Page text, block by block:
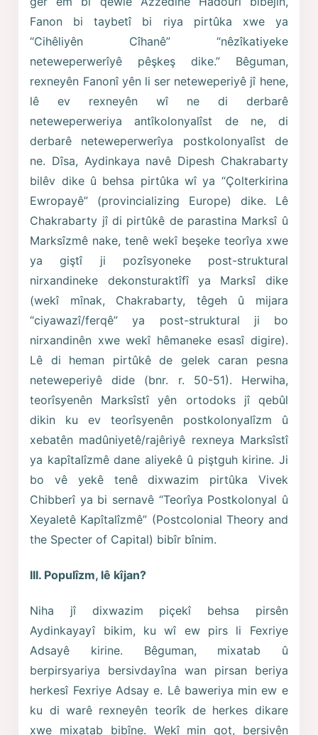
Fanon bi taybetî bi riya pirtûka xwe ya
“Cihêliyên Cîhanê” “nêzîkatiyeke
neteweperwerîyê pêşkeş dike.” Bêguman,
rexneyên Fanonî yên li ser neteweperiyê jî hene,
lê ev rexneyên wî ne di derbarê
neteweperweriya antîkolonyalîst de ne, di
derbarê neteweperwerîya postkolonyalîst de
ne. Dîsa, Aydinkaya navê Dipesh Chakrabarty
bilêv dike û behsa pirtûka wî ya “Çolterkirina
Ewropayê” (provincializing Europe) dike. Lê
Chakrabarty jî di pirtûkê de parastina Marksî û
Marksîzmê nake, tenê wekî beşeke teorîya xwe
ya giştî ji pozîsyoneke post-struktural
nirxandineke dekonsturaktîfî ya Marksî dike
(wekî mînak, Chakrabarty, têgeh û mijara
“ciyawazî/ferqê” ya post-struktural ji bo
nirxandinên xwe wekî hêmaneke esasî digire).
Lê di heman pirtûkê de gelek caran pesna
neteweperiyê dide (bnr. r. 50-51). Herwiha,
teorîsyenên Marksîstî yên ortodoks jî qebûl
dikin ku ev teorîsyenên postkolonyalîzm û
xebatên madûniyetê/rajêriyê rexneya Marksîstî
ya kapîtalîzmê dane aliyekê û piştguh kirine. Ji
bo vê yekê tenê dixwazim pirtûka Vivek
Chibberî ya bi sernavê “Teorîya Postkolonyal û
Xeyaletê Kapîtalîzmê” (Postcolonial Theory and
the Specter of Capital) bibîr bînim.
III. Populîzm, lê kîjan?
Niha jî dixwazim piçekî behsa pirsên
Aydinkayayî bikim, ku wî ew pirs li Fexriye
Adsayê kirine. Bêguman, mixatab û
berpirsyariya bersivdayîna wan pirsan beriya
herkesî Fexriye Adsay e. Lê baweriya min ew e
ku di warê rexneyên teorîk de herkes dikare
xwe mixatab bibîne. Wekî min got, bersivên